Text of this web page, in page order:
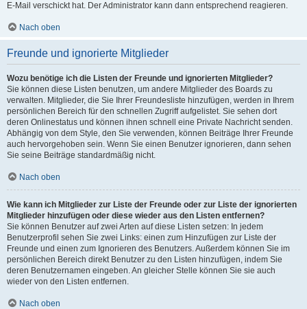
E-Mail verschickt hat. Der Administrator kann dann entsprechend reagieren.
Nach oben
Freunde und ignorierte Mitglieder
Wozu benötige ich die Listen der Freunde und ignorierten Mitglieder?
Sie können diese Listen benutzen, um andere Mitglieder des Boards zu
verwalten. Mitglieder, die Sie Ihrer Freundesliste hinzufügen, werden in Ihrem
persönlichen Bereich für den schnellen Zugriff aufgelistet. Sie sehen dort
deren Onlinestatus und können ihnen schnell eine Private Nachricht senden.
Abhängig von dem Style, den Sie verwenden, können Beiträge Ihrer Freunde
auch hervorgehoben sein. Wenn Sie einen Benutzer ignorieren, dann sehen
Sie seine Beiträge standardmäßig nicht.
Nach oben
Wie kann ich Mitglieder zur Liste der Freunde oder zur Liste der ignorierten
Mitglieder hinzufügen oder diese wieder aus den Listen entfernen?
Sie können Benutzer auf zwei Arten auf diese Listen setzen: In jedem
Benutzerprofil sehen Sie zwei Links: einen zum Hinzufügen zur Liste der
Freunde und einen zum Ignorieren des Benutzers. Außerdem können Sie im
persönlichen Bereich direkt Benutzer zu den Listen hinzufügen, indem Sie
deren Benutzernamen eingeben. An gleicher Stelle können Sie sie auch
wieder von den Listen entfernen.
Nach oben